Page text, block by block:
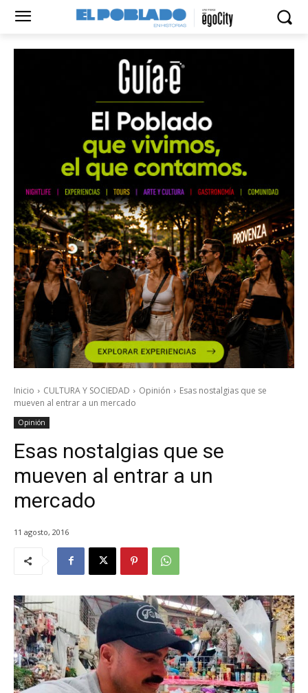
Inicio CULTURA Y SOCIEDAD Opinión
Esas nostalgias que se
mueven al entrar a un mercado
Opinión
Esas nostalgias que se
mueven al entrar a un
mercado
11 agosto, 2016